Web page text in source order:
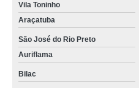
Vila Toninho
Araçatuba
São José do Rio Preto
Auriflama
Bilac